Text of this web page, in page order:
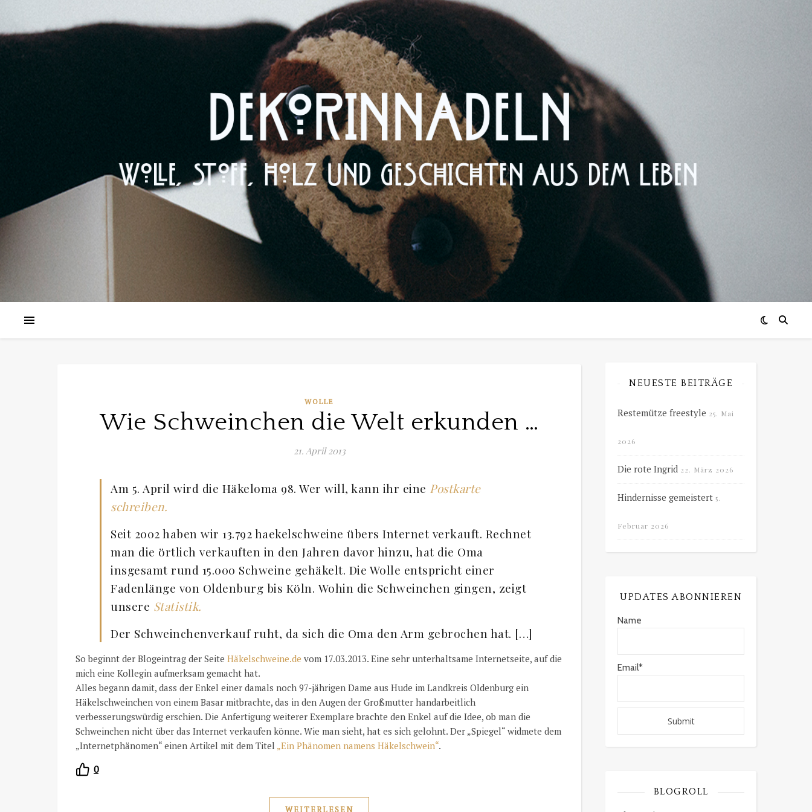
WOLLE
Wie Schweinchen die Welt erkunden …
21. April 2013
Am 5. April wird die Häkeloma 98. Wer will, kann ihr eine Postkarte
schreiben.
Seit 2002 haben wir 13.792 haekelschweine übers Internet verkauft. Rechnet
man die örtlich verkauften in den Jahren davor hinzu, hat die Oma
insgesamt rund 15.000 Schweine gehäkelt. Die Wolle entspricht einer
Fadenlänge von Oldenburg bis Köln. Wohin die Schweinchen gingen, zeigt
unsere Statistik.
Der Schweinchenverkauf ruht, da sich die Oma den Arm gebrochen hat. […]
So beginnt der Blogeintrag der Seite Häkelschweine.de vom 17.03.2013. Eine sehr unterhaltsame Internetseite, auf die
mich eine Kollegin aufmerksam gemacht hat.
Alles begann damit, dass der Enkel einer damals noch 97-jährigen Dame aus Hude im Landkreis Oldenburg ein
Häkelschweinchen von einem Basar mitbrachte, das in den Augen der Großmutter handarbeitlich
verbesserungswürdig erschien. Die Anfertigung weiterer Exemplare brachte den Enkel auf die Idee, ob man die
Schweinchen nicht über das Internet verkaufen könne. Wie man sieht, hat es sich gelohnt. Der „Spiegel“ widmete dem
„Internetphänomen“ einen Artikel mit dem Titel „Ein Phänomen namens Häkelschwein“.
0
WEITERLESEN
NEUESTE BEITRÄGE
Restemütze freestyle 25. Mai
2026
Die rote Ingrid 22. März 2026
Hindernisse gemeistert 5.
Februar 2026
UPDATES ABONNIEREN
Name
Email*
BLOGROLL